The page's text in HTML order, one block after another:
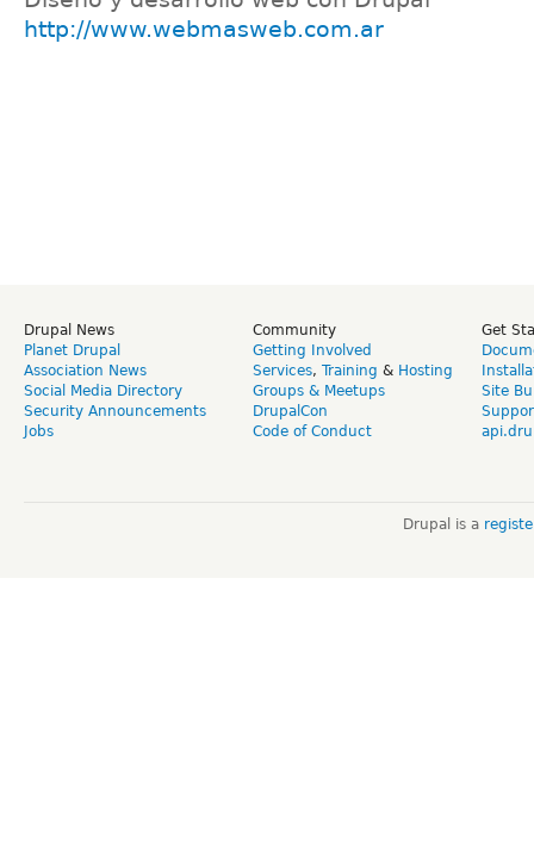
http://www.webmasweb.com.ar
Drupal News
Planet Drupal
Association News
Social Media Directory
Security Announcements
Jobs
Community
Getting Involved
Services, Training & Hosting
Groups & Meetups
DrupalCon
Code of Conduct
Get
Site
Drupal is a